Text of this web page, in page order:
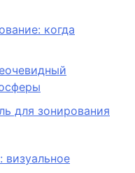
когда
для зонирования
визуальное